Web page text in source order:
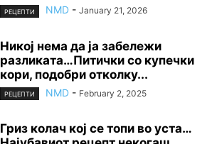
РЕЦЕПТИ NMD - January 21, 2026
Никој нема да ја забележи
разликата…Питички со купечки
кори, подобри отколку...
РЕЦЕПТИ NMD - February 2, 2025
Гриз колач кој се топи во уста…